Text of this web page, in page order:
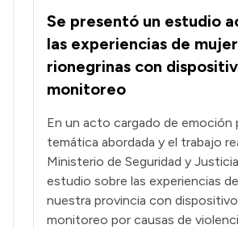
Se presentó un estudio
las experiencias de
rionegrinas con
monitoreo
En un acto cargado de emoción
temática abordada y el trabajo
Ministerio de Seguridad y
estudio sobre las experiencias
nuestra provincia con
monitoreo por causas de